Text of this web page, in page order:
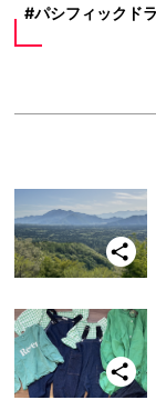
パシフィックド